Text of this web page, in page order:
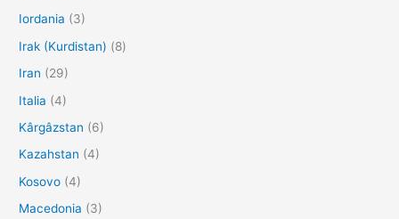
Iordania (3)
Irak (Kurdistan) (8)
Iran (29)
Italia (4)
Kârgâzstan (6)
Kazahstan (4)
Kosovo (4)
Macedonia (3)